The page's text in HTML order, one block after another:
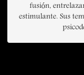
fusión,
estimulante. Sus